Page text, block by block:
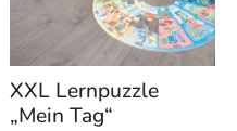
XXL Lernpuzzle
„Mein Tag“